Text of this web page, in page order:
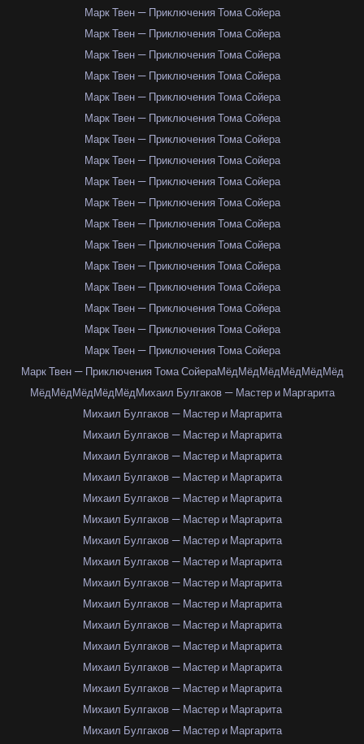
Марк Твен — Приключения Тома Сойера
Марк Твен — Приключения Тома Сойера
Марк Твен — Приключения Тома Сойера
Марк Твен — Приключения Тома Сойера
Марк Твен — Приключения Тома Сойера
Марк Твен — Приключения Тома Сойера
Марк Твен — Приключения Тома Сойера
Марк Твен — Приключения Тома Сойера
Марк Твен — Приключения Тома Сойера
Марк Твен — Приключения Тома Сойера
Марк Твен — Приключения Тома Сойера
Марк Твен — Приключения Тома Сойера
Марк Твен — Приключения Тома Сойера
Марк Твен — Приключения Тома Сойера
Марк Твен — Приключения Тома Сойера
Марк Твен — Приключения Тома Сойера
Марк Твен — Приключения Тома Сойера
Марк Твен — Приключения Тома СойераМёдМёдМёдМёдМёдМёд
МёдМёдМёдМёдМёдМихаил Булгаков — Мастер и Маргарита
Михаил Булгаков — Мастер и Маргарита
Михаил Булгаков — Мастер и Маргарита
Михаил Булгаков — Мастер и Маргарита
Михаил Булгаков — Мастер и Маргарита
Михаил Булгаков — Мастер и Маргарита
Михаил Булгаков — Мастер и Маргарита
Михаил Булгаков — Мастер и Маргарита
Михаил Булгаков — Мастер и Маргарита
Михаил Булгаков — Мастер и Маргарита
Михаил Булгаков — Мастер и Маргарита
Михаил Булгаков — Мастер и Маргарита
Михаил Булгаков — Мастер и Маргарита
Михаил Булгаков — Мастер и Маргарита
Михаил Булгаков — Мастер и Маргарита
Михаил Булгаков — Мастер и Маргарита
Михаил Булгаков — Мастер и Маргарита